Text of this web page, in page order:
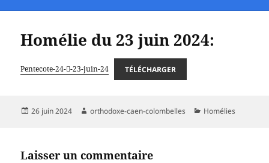
Homélie du 23 juin 2024:
Pentecote-24--23-juin-24 TÉLÉCHARGER
Publié
26 juin 2024 Auteur
orthodoxe-caen-colombelles Catégories
Homélies
Laisser un commentaire